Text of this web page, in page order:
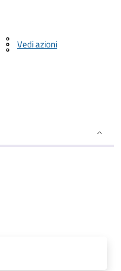
Vedi azioni